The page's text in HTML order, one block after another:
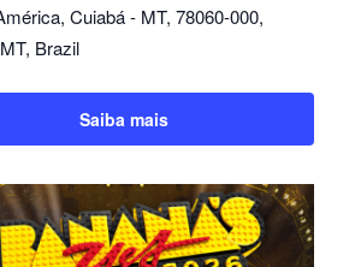
Cuiabá - MT, 78060-000,
Brazil
Saiba mais